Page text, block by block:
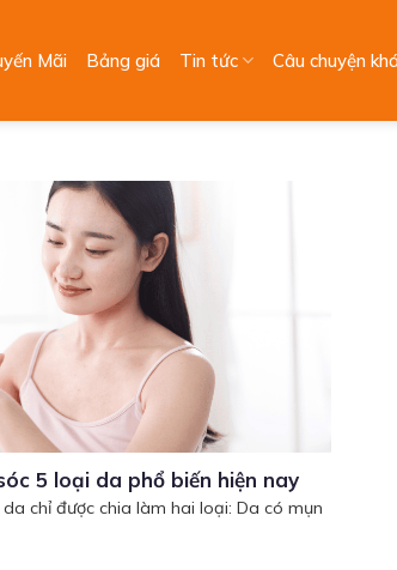
Mãi Bảng giá Tin tức Câu chuyện
5 loại da phổ biến hiện nay
chỉ được chia làm hai loại: Da có mụn